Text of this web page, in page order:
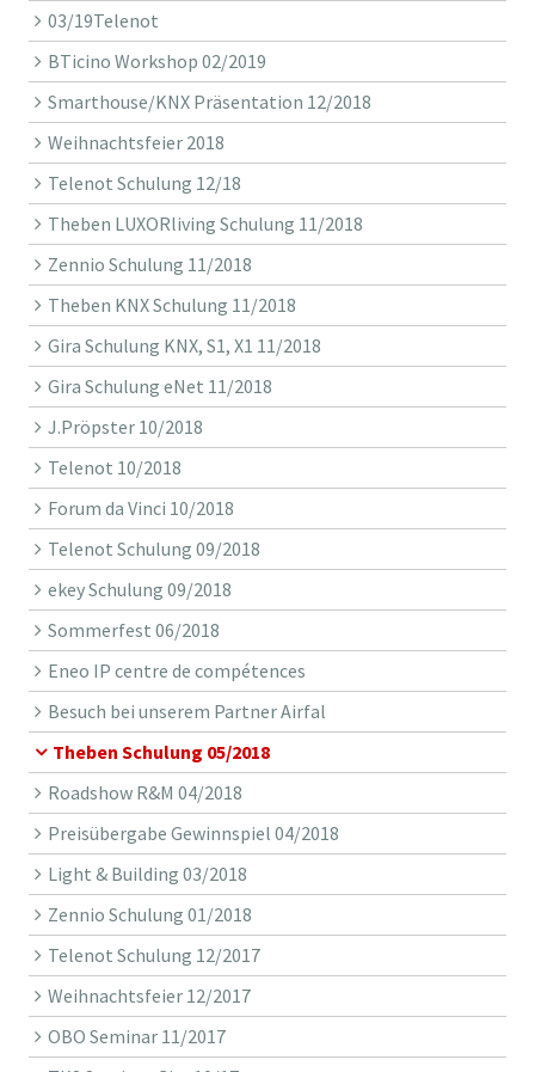
03/19Telenot
BTicino Workshop 02/2019
Smarthouse/KNX Präsentation 12/2018
Weihnachtsfeier 2018
Telenot Schulung 12/18
Theben LUXORliving Schulung 11/2018
Zennio Schulung 11/2018
Theben KNX Schulung 11/2018
Gira Schulung KNX, S1, X1 11/2018
Gira Schulung eNet 11/2018
J.Pröpster 10/2018
Telenot 10/2018
Forum da Vinci 10/2018
Telenot Schulung 09/2018
ekey Schulung 09/2018
Sommerfest 06/2018
Eneo IP centre de compétences
Besuch bei unserem Partner Airfal
Theben Schulung 05/2018
Roadshow R&M 04/2018
Preisübergabe Gewinnspiel 04/2018
Light & Building 03/2018
Zennio Schulung 01/2018
Telenot Schulung 12/2017
Weihnachtsfeier 12/2017
OBO Seminar 11/2017